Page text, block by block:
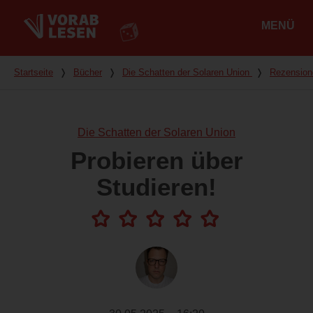
MENÜ
Du bist hier
Startseite ❭ Bücher ❭ Die Schatten der Solaren Union ❭
Die Schatten der Solaren Union
Probieren über
Studieren!